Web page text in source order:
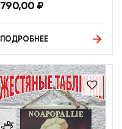
790,00 ₽
ПОДРОБНЕЕ